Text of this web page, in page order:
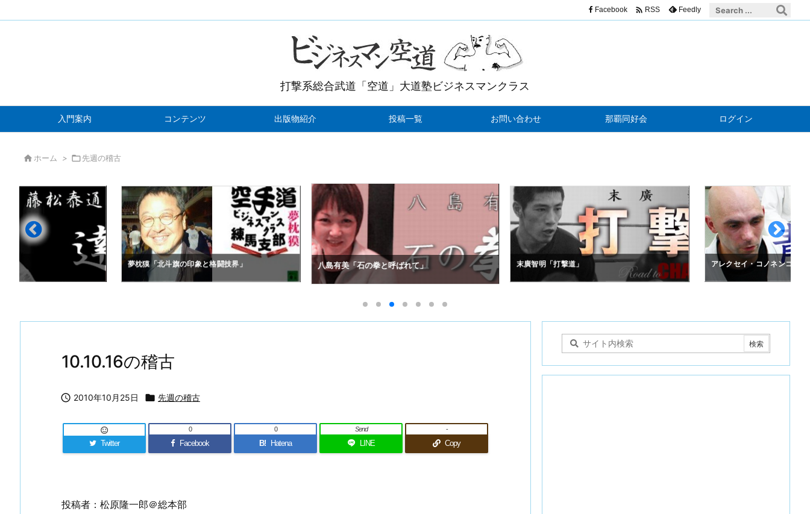
打撃系総合武道「空道」大道塾ビジネスマンクラス
入門案内 コンテンツ 出版物紹介 投稿一覧 お問い合わせ 那覇同好会 ログイン
Facebook  RSS Feedly
 ホーム > 先週の稽古
夢枕獏「北斗旗の印象と格闘技界」 八島有美「石の拳と呼ばれて」 末廣智明「打撃道」 アレクセイ・コノネンコ「
10.10.16の稽古
 2010年10月25日  先週の稽古
Twitter

Facebook
0
B! Hatena
0
LINE
Send
Copy
-
投稿者：松原隆一郎＠総本部